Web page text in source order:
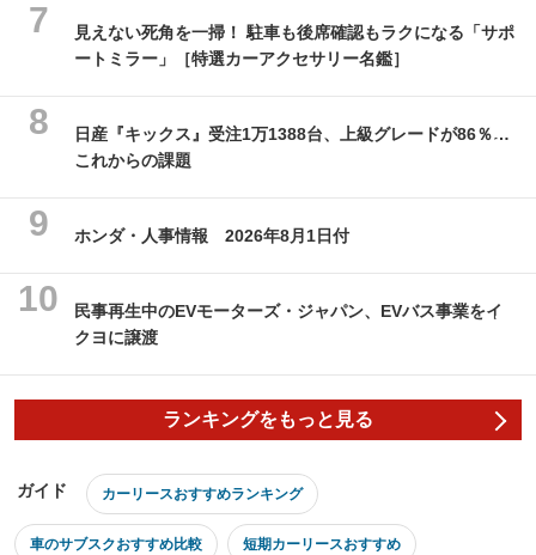
見えない死角を一掃！ 駐車も後席確認もラクになる「サポ
ートミラー」［特選カーアクセサリー名鑑］
日産『キックス』受注1万1388台、上級グレードが86％…
これからの課題
ホンダ・人事情報 2026年8月1日付
民事再生中のEVモーターズ・ジャパン、EVバス事業をイ
クヨに譲渡
ランキングをもっと見る
ガイド カーリースおすすめランキング
車のサブスクおすすめ比較 短期カーリースおすすめ